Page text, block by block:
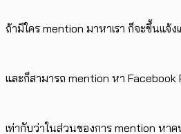
ถ้ามีใคร mention มาหาเรา ก็จะขึ้นแ
และก็สามารถ mention หา
เท่ากับว่าในส่วนของการ mention หา